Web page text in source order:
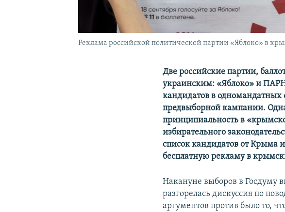
Реклама российской политической партии «Яблоко» в
Две российские партии,
украинским: «Яблоко» и
кандидатов в одномандатных
предвыборной кампании.
принципиальность в
избирательного
список кандидатов от Крыма
бесплатную рекламу в
Накануне выборов в Госдуму
разгорелась дискуссия по
аргументов против было то,